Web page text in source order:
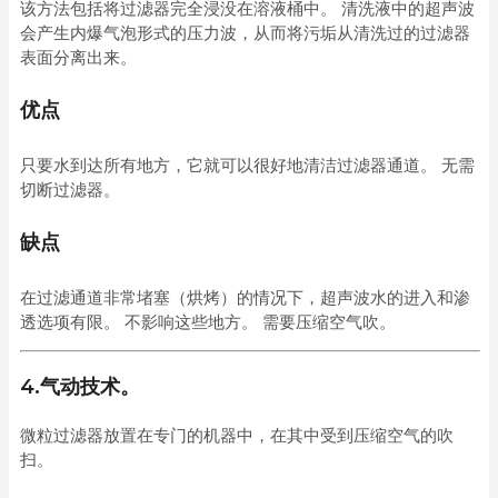
该方法包括将过滤器完全浸没在溶液桶中。 清洗液中的超声波
会产生内爆气泡形式的压力波，从而将污垢从清洗过的过滤器
表面分离出来。
优点
只要水到达所有地方，它就可以很好地清洁过滤器通道。 无需
切断过滤器。
缺点
在过滤通道非常堵塞（烘烤）的情况下，超声波水的进入和渗
透选项有限。 不影响这些地方。 需要压缩空气吹。
4.气动技术。
微粒过滤器放置在专门的机器中，在其中受到压缩空气的吹
扫。